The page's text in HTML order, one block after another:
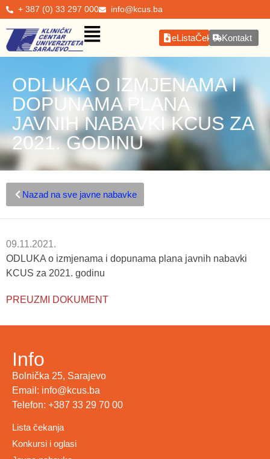
+ 387 (0) 33 297 000 info@kcus.ba
eListaČekanjaKontakt
ODLUKA O IZMJENAMA I
DOPUNAMA PLANA
JAVNIH NABAVKI KCUS ZA
2021. GODINU
Nazad na sve javne nabavke
09.11.2021.
ODLUKA o izmjenama i dopunama plana javnih nabavki
KCUS za 2021. godinu
PREUZMI DOKUMENT
Info
Bolnička 25, Sarajevo
Email: info@kcus.ba
Telefon: +387 33 29 70 00
Lista čekanja
Konkursi i oglasi